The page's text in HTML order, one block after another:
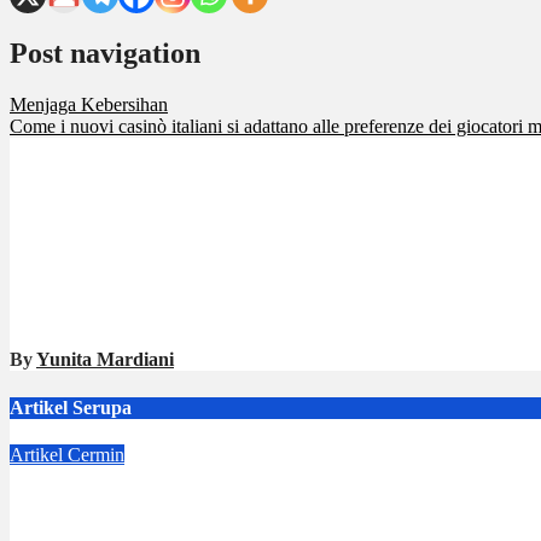
Post navigation
Menjaga Kebersihan
Come i nuovi casinò italiani si adattano alle preferenze dei giocatori
ByYunita Mardiani
Artikel Serupa
Artikel Cermin